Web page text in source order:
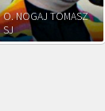
O. JÓZEF
PAWŁOWSKI SJ